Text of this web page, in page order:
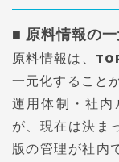
■ 原料情報の
原料情報は、
一元化すること
運用体制・社内
が、現在は決ま
版の管理が社内